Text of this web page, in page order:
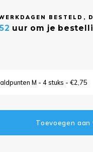
BESTELD,
uur om je
M - 4 stuks - €2,75
Toevoegen